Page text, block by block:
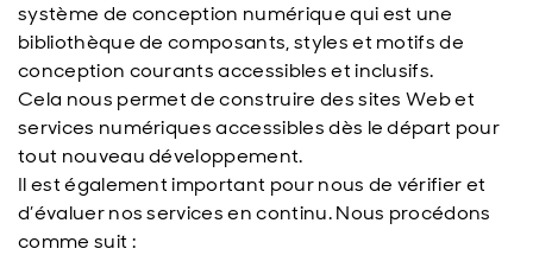
système de conception numérique qui est une
bibliothèque de composants, styles et motifs de
conception courants accessibles et inclusifs.
Cela nous permet de construire des sites Web et
services numériques accessibles dès le départ pour
tout nouveau développement.
Il est également important pour nous de vérifier et
d’évaluer nos services en continu. Nous procédons
comme suit :